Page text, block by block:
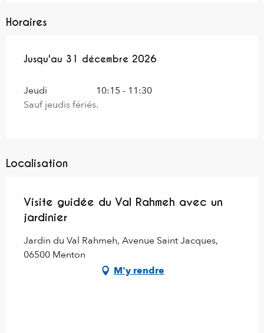
Horaires
Du9 janvier 2026au31 décembre 2026
Jusqu'au 31 décembre 2026
Jeudi
10:15 - 11:30
Sauf jeudis fériés.
Localisation
Visite guidée du Val Rahmeh avec un
jardinier
Jardin du Val Rahmeh, Avenue Saint Jacques,
06500 Menton
M'y rendre